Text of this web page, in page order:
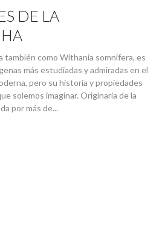
DE LA
también como Withania somnifera, es
más estudiadas y admiradas en el
pero su historia y propiedades
solemos imaginar. Originaria de la
por más de...